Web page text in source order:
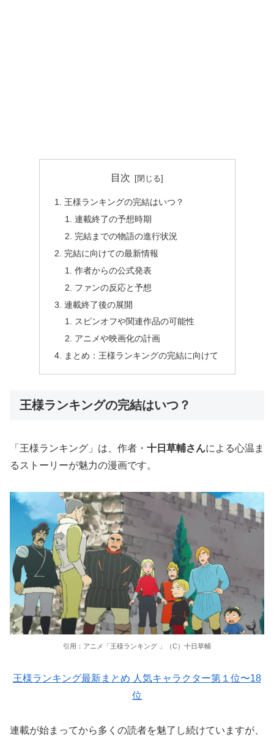
目次
王様ランキングの完結はいつ？
連載終了の予想時期
完結までの物語の進行状況
完結に向けての最新情報
作者からの公式発表
ファンの反応と予想
連載終了後の展開
スピンオフや関連作品の可能性
アニメや映画化の計画
まとめ：王様ランキングの完結に向けて
王様ランキングの完結はいつ？
「王様ランキング」は、作者・ 十日草輔さんによる心温ま
るストーリーが魅力の漫画です。
引用：アニメ「王様ランキング 」（C）十日草輔
王様ランキング最新まとめ 人気キャラクター第１位〜18
位
連載が始まってから多くの読者を魅了し続けていますが、